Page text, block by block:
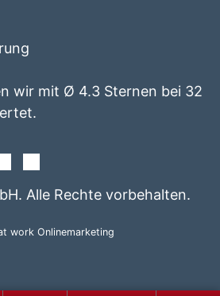
wir mit Ø 4.3 Sternen bei 32
Alle Rechte vorbehalten.
work Onlinemarketing